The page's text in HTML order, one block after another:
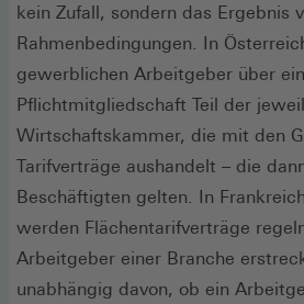
kein Zufall, sondern das Ergebnis
Rahmenbedingungen. In
gewerblichen Arbeitgeber über
Pflichtmitgliedschaft Teil der
Wirtschaftskammer, die mit den
Tarifverträge aushandelt – die
Beschäftigten gelten. In
werden Flächentarifverträge
Arbeitgeber einer Branche
unabhängig davon, ob ein